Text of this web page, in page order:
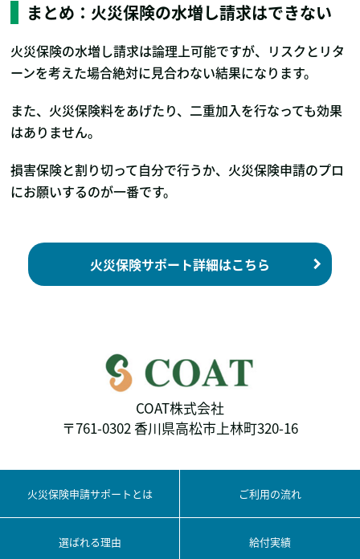
まとめ：火災保険の水増し請求はできない
火災保険の水増し請求は論理上可能ですが、リスクとリタ
ーンを考えた場合絶対に見合わない結果になります。
また、火災保険料をあげたり、二重加入を行なっても効果
はありません。
損害保険と割り切って自分で行うか、火災保険申請のプロ
にお願いするのが一番です。
火災保険サポート詳細はこちら
COAT株式会社
〒761-0302 香川県高松市上林町320-16
火災保険申請サポートとは ご利用の流れ
選ばれる理由 給付実績